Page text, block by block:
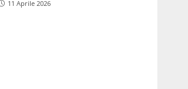
11 Aprile 2026